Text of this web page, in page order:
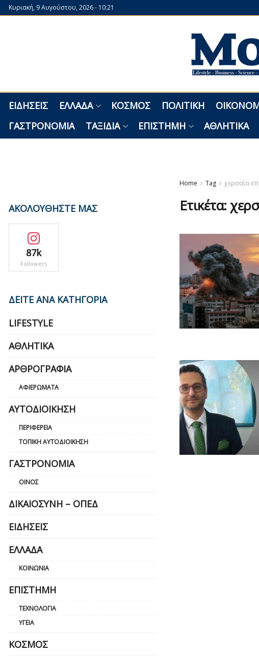
Κυριακή, 9 Αυγούστου, 2026 - 10:21
ΕΙΔΉΣΕΙΣ ΕΛΛΆΔΑ ΚΌΣΜΟΣ ΠΟΛΙΤΙΚΉ
ΓΑΣΤΡΟΝΟΜΊΑ
ΤΑΞΊΔΙΑ ΕΠΙΣΤΉΜΗ ΑΘΛΗΤΙΚΆ
Home Tag χερσαία
Ετικέτα:
ΑΚΟΛΟΥΘΗΣΤΕ ΜΑΣ
87k
Followers
ΔΕΙΤΕ ΑΝΑ ΚΑΤΗΓΟΡΙΑ
LIFESTYLE
ΑΘΛΗΤΙΚΆ
ΑΡΘΡΟΓΡΑΦΊΑ
ΑΦΙΕΡΏΜΑΤΑ
ΑΥΤΟΔΙΟΊΚΗΣΗ
ΠΕΡΙΦΈΡΕΙΑ
ΤΟΠΙΚΉ ΑΥΤΟΔΙΟΊΚΗΣΗ
ΓΑΣΤΡΟΝΟΜΊΑ
ΟΊΝΟΣ
ΔΙΚΑΙΟΣΎΝΗ – ΟΠΕΔ
ΕΙΔΉΣΕΙΣ
ΕΛΛΆΔΑ
ΚΟΙΝΩΝΊΑ
ΕΠΙΣΤΉΜΗ
ΤΕΧΝΟΛΟΓΊΑ
ΥΓΕΊΑ
ΚΌΣΜΟΣ